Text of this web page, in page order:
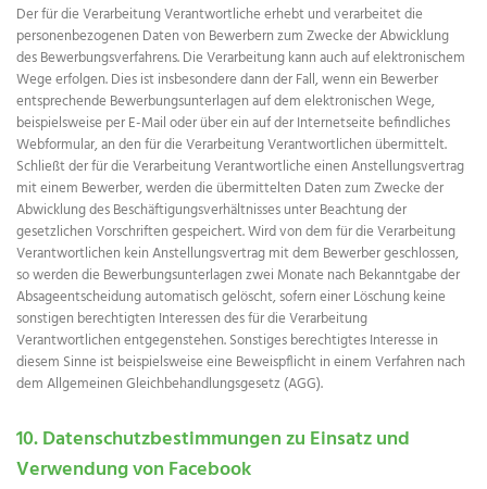
Der für die Verarbeitung Verantwortliche erhebt und verarbeitet die
personenbezogenen Daten von Bewerbern zum Zwecke der Abwicklung
des Bewerbungsverfahrens. Die Verarbeitung kann auch auf elektronischem
Wege erfolgen. Dies ist insbesondere dann der Fall, wenn ein Bewerber
entsprechende Bewerbungsunterlagen auf dem elektronischen Wege,
beispielsweise per E-Mail oder über ein auf der Internetseite befindliches
Webformular, an den für die Verarbeitung Verantwortlichen übermittelt.
Schließt der für die Verarbeitung Verantwortliche einen Anstellungsvertrag
mit einem Bewerber, werden die übermittelten Daten zum Zwecke der
Abwicklung des Beschäftigungsverhältnisses unter Beachtung der
gesetzlichen Vorschriften gespeichert. Wird von dem für die Verarbeitung
Verantwortlichen kein Anstellungsvertrag mit dem Bewerber geschlossen,
so werden die Bewerbungsunterlagen zwei Monate nach Bekanntgabe der
Absageentscheidung automatisch gelöscht, sofern einer Löschung keine
sonstigen berechtigten Interessen des für die Verarbeitung
Verantwortlichen entgegenstehen. Sonstiges berechtigtes Interesse in
diesem Sinne ist beispielsweise eine Beweispflicht in einem Verfahren nach
dem Allgemeinen Gleichbehandlungsgesetz (AGG).
10. Datenschutzbestimmungen zu Einsatz und
Verwendung von Facebook